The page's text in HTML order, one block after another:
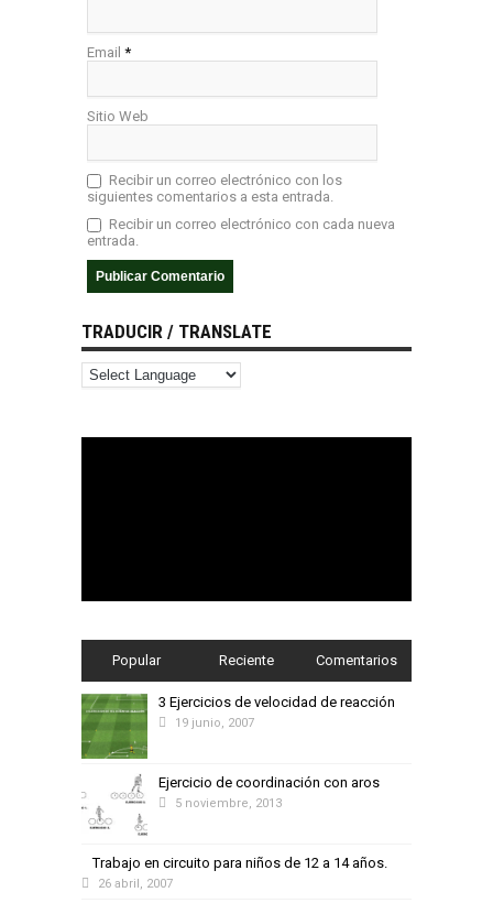
Email *
Sitio Web
Recibir un correo electrónico con los
siguientes comentarios a esta entrada.
Recibir un correo electrónico con cada nueva
entrada.
TRADUCIR / TRANSLATE
Popular Reciente Comentarios
3 Ejercicios de velocidad de reacción
19 junio, 2007
Ejercicio de coordinación con aros
5 noviembre, 2013
Trabajo en circuito para niños de 12 a 14 años.
26 abril, 2007